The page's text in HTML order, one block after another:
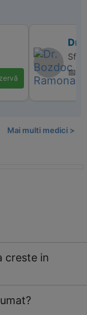
Dr.
📅
Mai multi medici >
creste in